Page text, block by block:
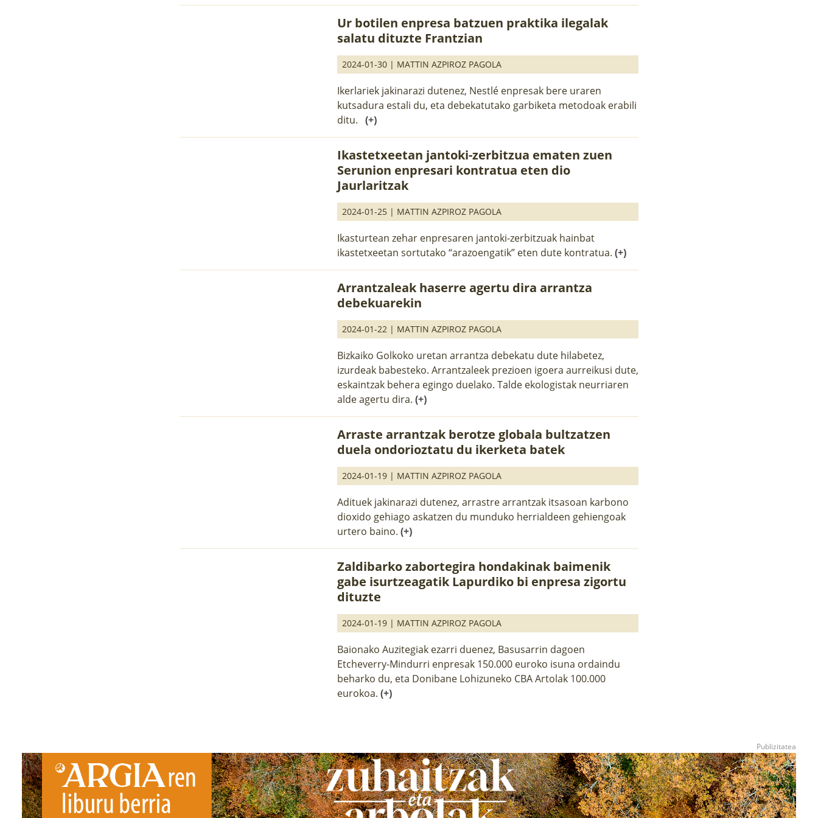
Ur botilen enpresa batzuen praktika ilegalak
salatu dituzte Frantzian
2024-01-30 | MATTIN AZPIROZ PAGOLA
Ikerlariek jakinarazi dutenez, Nestlé enpresak bere uraren
kutsadura estali du, eta debekatutako garbiketa metodoak erabili
ditu.(+)
Ikastetxeetan jantoki-zerbitzua ematen zuen
Serunion enpresari kontratua eten dio
Jaurlaritzak
2024-01-25 | MATTIN AZPIROZ PAGOLA
Ikasturtean zehar enpresaren jantoki-zerbitzuak hainbat
ikastetxeetan sortutako “arazoengatik” eten dute kontratua.(+)
Arrantzaleak haserre agertu dira arrantza
debekuarekin
2024-01-22 | MATTIN AZPIROZ PAGOLA
Bizkaiko Golkoko uretan arrantza debekatu dute hilabetez,
izurdeak babesteko. Arrantzaleek prezioen igoera aurreikusi dute,
eskaintzak behera egingo duelako. Talde ekologistak neurriaren
alde agertu dira.(+)
Arraste arrantzak berotze globala bultzatzen
duela ondorioztatu du ikerketa batek
2024-01-19 | MATTIN AZPIROZ PAGOLA
Adituek jakinarazi dutenez, arrastre arrantzak itsasoan karbono
dioxido gehiago askatzen du munduko herrialdeen gehiengoak
urtero baino.(+)
Zaldibarko zabortegira hondakinak baimenik
gabe isurtzeagatik Lapurdiko bi enpresa zigortu
dituzte
2024-01-19 | MATTIN AZPIROZ PAGOLA
Baionako Auzitegiak ezarri duenez, Basusarrin dagoen
Etcheverry-Mindurri enpresak 150.000 euroko isuna ordaindu
beharko du, eta Donibane Lohizuneko CBA Artolak 100.000
eurokoa.(+)